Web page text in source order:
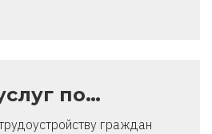
по…
граждан